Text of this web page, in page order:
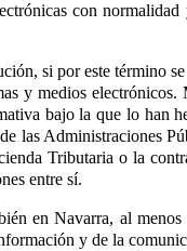
con
si por este término
y medios
bajo la que lo han
las Administraciones
Tributaria o la
entre sí.
en Navarra, al menos
y de la